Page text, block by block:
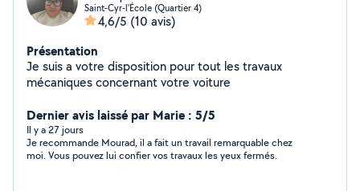
Saint-Cyr-l'École (Quartier 4)
4,6/5 (10 avis)
Présentation
Je suis a votre disposition pour tout les travaux
mécaniques concernant votre voiture
Dernier avis laissé par Marie : 5/5
Il y a 27 jours
Je recommande Mourad, il a fait un travail remarquable chez
moi. Vous pouvez lui confier vos travaux les yeux fermés.